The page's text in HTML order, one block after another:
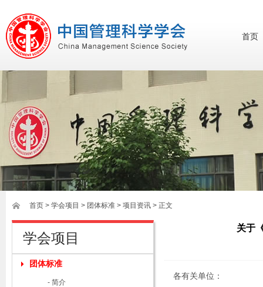
首页
首页 > 学会项目 > 团体标准 > 项目资讯 > 正文
学会项目
团体标准
- 简介
关于
各有关单位：